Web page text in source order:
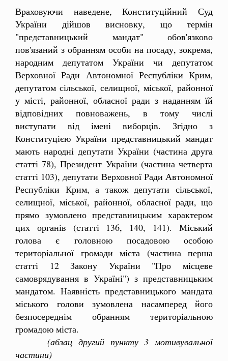
Враховуючи наведене, Конституційний Суд
України дійшов висновку, що термін
"представницький мандат" обов'язково
пов'язаний з обранням особи на посаду, зокрема,
народним депутатом України чи депутатом
Верховної Ради Автономної Республіки Крим,
депутатом сільської, селищної, міської, районної
у місті, районної, обласної ради з наданням їй
відповідних повноважень, в тому числі
виступати від імені виборців. Згідно з
Конституцією України представницький мандат
мають народні депутати України (частина друга
статті 78), Президент України (частина четверта
статті 103), депутати Верховної Ради Автономної
Республіки Крим, а також депутати сільської,
селищної, міської, районної, обласної ради, що
прямо зумовлено представницьким характером
цих органів (статті 136, 140, 141). Міський
голова є головною посадовою особою
територіальної громади міста (частина перша
статті 12 Закону України "Про місцеве
самоврядування в Україні") з представницьким
мандатом. Наявність представницького мандата
міського голови зумовлена насамперед його
безпосереднім обранням територіальною
громадою міста.
(абзац другий пункту 3 мотивувальної
частини)